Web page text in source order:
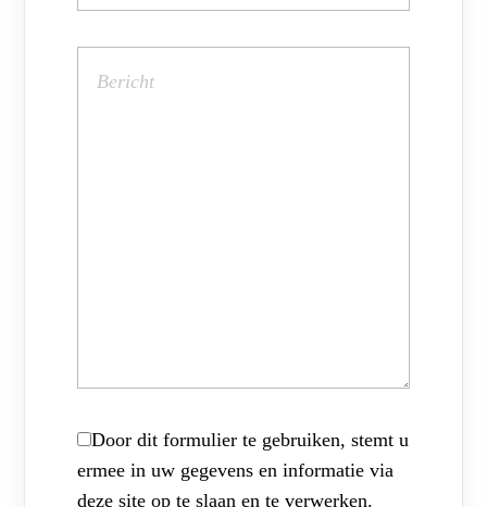
Door dit formulier te gebruiken, stemt u
ermee in uw gegevens en informatie via
deze site op te slaan en te verwerken.